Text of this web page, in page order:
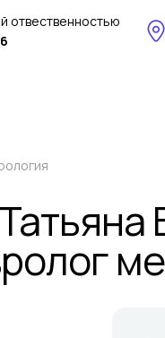
отвественностью